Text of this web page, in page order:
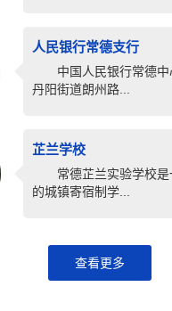
人民银行常德支行
中国人民银行常德中
丹阳街道朗州路...
芷兰学校
常德芷兰实验学校是
的城镇寄宿制学...
查看更多